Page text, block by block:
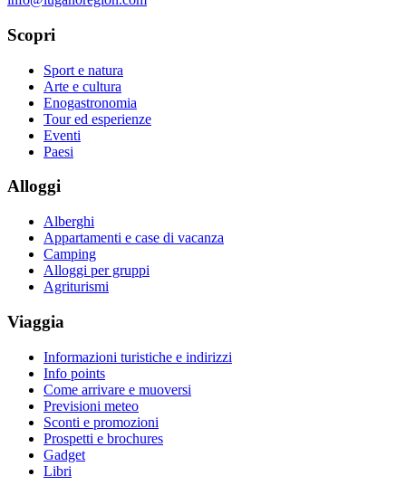
Scopri
Sport e natura
Arte e cultura
Enogastronomia
Tour ed esperienze
Eventi
Paesi
Alloggi
Alberghi
Appartamenti e case di vacanza
Camping
Alloggi per gruppi
Agriturismi
Viaggia
Informazioni turistiche e indirizzi
Info points
Come arrivare e muoversi
Previsioni meteo
Sconti e promozioni
Prospetti e brochures
Gadget
Libri